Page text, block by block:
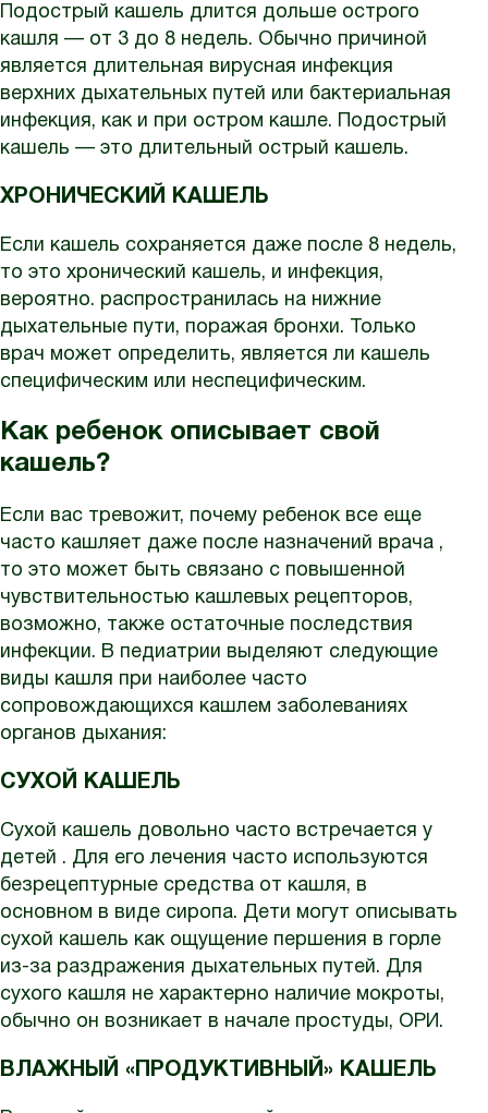
Подострый кашель длится дольше острого
кашля — от 3 до 8 недель. Обычно причиной
является длительная вирусная инфекция
верхних дыхательных путей или бактериальная
инфекция, как и при остром кашле. Подострый
кашель — это длительный острый кашель.
ХРОНИЧЕСКИЙ КАШЕЛЬ
Если кашель сохраняется даже после 8 недель,
то это хронический кашель, и инфекция,
вероятно. распространилась на нижние
дыхательные пути, поражая бронхи. Только
врач может определить, является ли кашель
специфическим или неспецифическим.
Как ребенок описывает свой
кашель?
Если вас тревожит, почему ребенок все еще
часто кашляет даже после назначений врача ,
то это может быть связано с повышенной
чувствительностью кашлевых рецепторов,
возможно, также остаточные последствия
инфекции. В педиатрии выделяют следующие
виды кашля при наиболее часто
сопровождающихся кашлем заболеваниях
органов дыхания:
СУХОЙ КАШЕЛЬ
Сухой кашель довольно часто встречается у
детей . Для его лечения часто используются
безрецептурные средства от кашля, в
основном в виде сиропа. Дети могут описывать
сухой кашель как ощущение першения в горле
из-за раздражения дыхательных путей. Для
сухого кашля не характерно наличие мокроты,
обычно он возникает в начале простуды, ОРИ.
ВЛАЖНЫЙ «ПРОДУКТИВНЫЙ» КАШЕЛЬ